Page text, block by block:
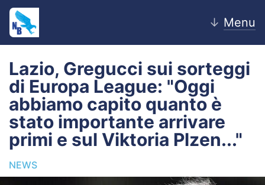
↓ Menu
Home
News
Editoriale
Pagelle
Lazio, Gregucci sui sorteggi
di Europa League: "Oggi
abbiamo capito quanto è
stato importante arrivare
primi e sul Viktoria Plzen..."
NEWS